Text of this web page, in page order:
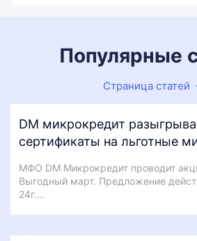
Популярные
Страница статей
DM микрокредит
сертификаты на льготные
МФО DM Микрокредит проводит
Выгодный март. Предложение
24г.…